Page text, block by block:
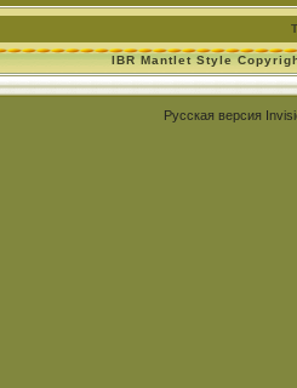
IBR Mantlet Style
Русская версия